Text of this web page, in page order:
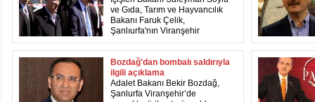
ve Gıda, Tarım ve Hayvancılık
Bakanı Faruk Çelik,
Şanlıurfa'nın Viranşehir
ilçesinde bombalı araçla terör
saldırısının yaşandığı alanda
inceleme yaptı.
Bozdağ'dan bombalı saldırıyla
ilgili açıklama
Adalet Bakanı Bekir Bozdağ,
Şanlurfa Viranşehir’de